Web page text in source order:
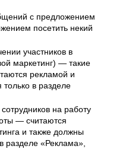
с предложением
посетить некий
участников в
маркетинг) — такие
рекламой и
только в разделе
на работу
— считаются
и также должны
разделе «Реклама»,